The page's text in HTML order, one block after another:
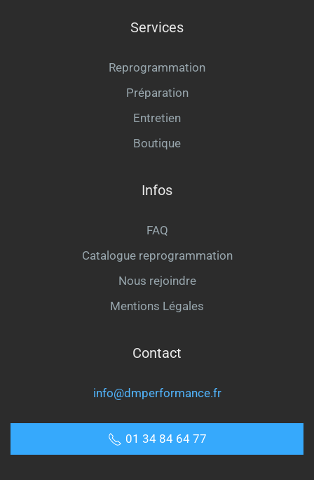
Services
Reprogrammation
Préparation
Entretien
Boutique
Infos
FAQ
Catalogue reprogrammation
Nous rejoindre
Mentions Légales
Contact
info@dmperformance.fr
01 34 84 64 77